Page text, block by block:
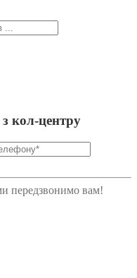
з кол-центру
передзвонимо вам!